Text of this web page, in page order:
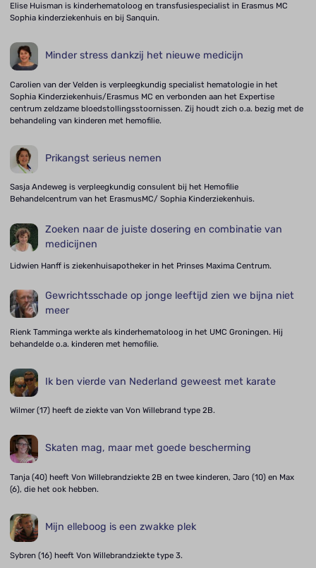
Elise Huisman is kinderhematoloog en transfusiespecialist in Erasmus MC
Sophia kinderziekenhuis en bij Sanquin.
Minder stress dankzij het nieuwe medicijn
Carolien van der Velden is verpleegkundig specialist hematologie in het
Sophia Kinderziekenhuis/Erasmus MC en verbonden aan het Expertise
centrum zeldzame bloedstollingsstoornissen. Zij houdt zich o.a. bezig met de
behandeling van kinderen met hemofilie.
Prikangst serieus nemen
Sasja Andeweg is verpleegkundig consulent bij het Hemofilie
Behandelcentrum van het ErasmusMC/ Sophia Kinderziekenhuis.
Zoeken naar de juiste dosering en combinatie van
medicijnen
Lidwien Hanff is ziekenhuisapotheker in het Prinses Maxima Centrum.
Gewrichtsschade op jonge leeftijd zien we bijna niet
meer
Rienk Tamminga werkte als kinderhematoloog in het UMC Groningen. Hij
behandelde o.a. kinderen met hemofilie.
Ik ben vierde van Nederland geweest met karate
Wilmer (17) heeft de ziekte van Von Willebrand type 2B.
Skaten mag, maar met goede bescherming
Tanja (40) heeft Von Willebrandziekte 2B en twee kinderen, Jaro (10) en Max
(6), die het ook hebben.
Mijn elleboog is een zwakke plek
Sybren (16) heeft Von Willebrandziekte type 3.